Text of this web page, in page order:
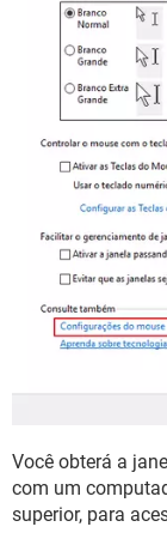
Você obterá a
com um
superior, para